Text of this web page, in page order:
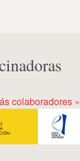
colaboradores »